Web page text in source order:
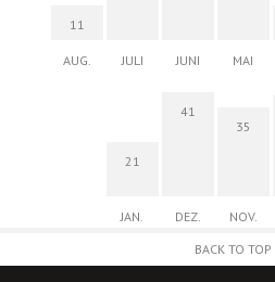
11
AUG. JULI JUNI MAI
21
JAN.
41
DEZ.
35
NOV.
BACK TO TOP